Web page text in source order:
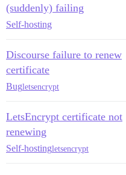
(suddenly) failing
Self-hosting
Discourse failure to renew
certificate
Bugletsencrypt
LetsEncrypt certificate not
renewing
Self-hostingletsencrypt